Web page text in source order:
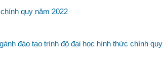
quy năm 2022
đào tạo trình độ đại học hình thức chính quy